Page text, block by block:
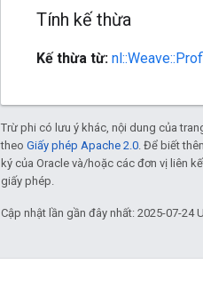
Tính kế thừa
Kế thừa từ:
Trừ phi có lưu ý khác, nội dung của
theo Giấy phép Apache 2.0. Để biết
ký của Oracle và/hoặc các đơn vị liên
giấy phép.
Cập nhật lần gần đây nhất: 2025-07-24